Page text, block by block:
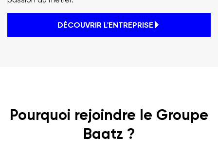
DÉCOUVRIR L'ENTREPRISE
Pourquoi rejoindre le Groupe
Baatz ?